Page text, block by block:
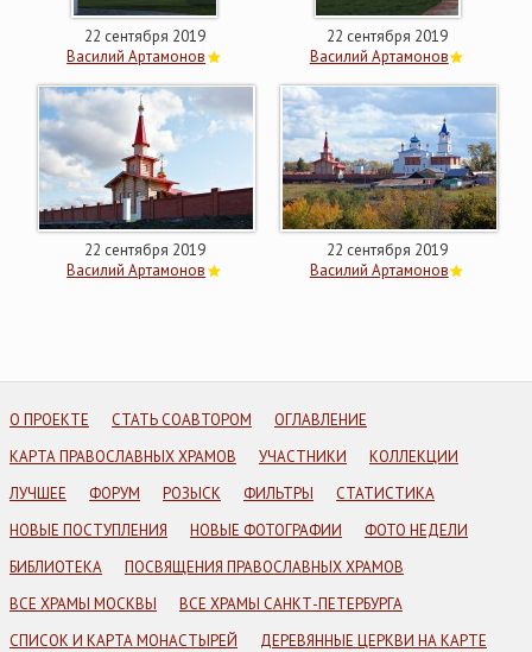
22 сентября 2019
Василий Артамонов
22 сентября 2019
Василий Артамонов
22 сентября 2019
Василий Артамонов
22 сентября 2019
Василий Артамонов
О ПРОЕКТЕ СТАТЬ СОАВТОРОМ
ОГЛАВЛЕНИЕ
КАРТА ПРАВОСЛАВНЫХ ХРАМОВ
УЧАСТНИКИ
КОЛЛЕКЦИИ
ЛУЧШЕЕ
ФОРУМ РОЗЫСК ФИЛЬТРЫ
СТАТИСТИКА
НОВЫЕ ПОСТУПЛЕНИЯ
НОВЫЕ ФОТОГРАФИИ
ФОТО НЕДЕЛИ
БИБЛИОТЕКА
ПОСВЯЩЕНИЯ ПРАВОСЛАВНЫХ ХРАМОВ
ВСЕ ХРАМЫ МОСКВЫ
ВСЕ ХРАМЫ САНКТ-ПЕТЕРБУРГА
СПИСОК И КАРТА МОНАСТЫРЕЙ
ДЕРЕВЯННЫЕ ЦЕРКВИ НА КАРТЕ